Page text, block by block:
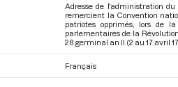
Adresse de l'administration
remercient la Convention
patriotes opprimés, lors de
parlementaires de la
28 germinal an II (2 au 17 avril
Français